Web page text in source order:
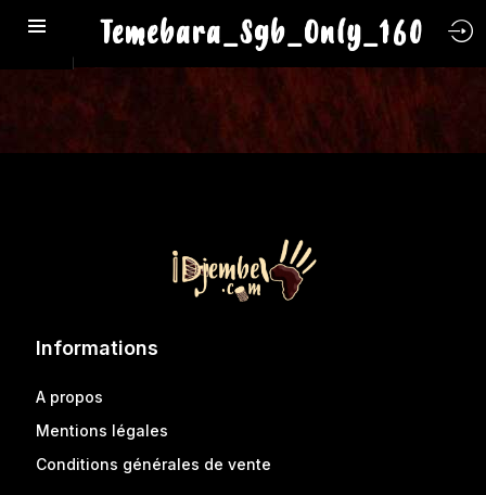
Temebara_Sgb_Only_160
Informations
A propos
Mentions légales
Conditions générales de vente